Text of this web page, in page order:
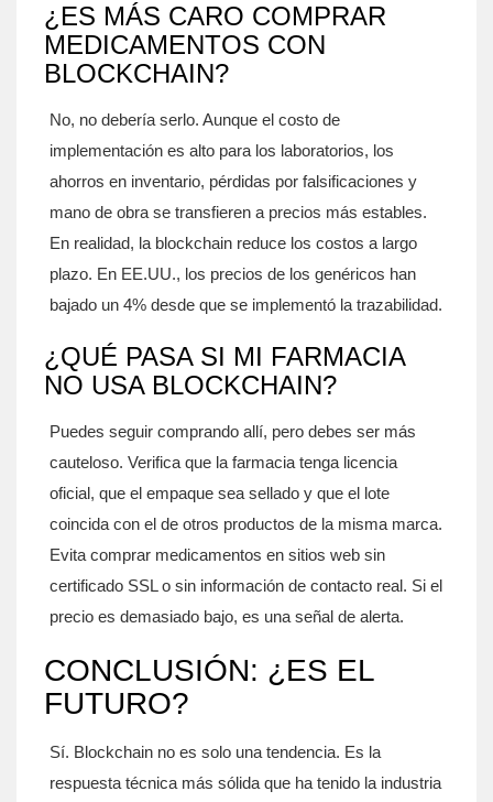
¿ES MÁS CARO COMPRAR
MEDICAMENTOS CON
BLOCKCHAIN?
No, no debería serlo. Aunque el costo de
implementación es alto para los laboratorios, los
ahorros en inventario, pérdidas por falsificaciones y
mano de obra se transfieren a precios más estables.
En realidad, la blockchain reduce los costos a largo
plazo. En EE.UU., los precios de los genéricos han
bajado un 4% desde que se implementó la trazabilidad.
¿QUÉ PASA SI MI FARMACIA
NO USA BLOCKCHAIN?
Puedes seguir comprando allí, pero debes ser más
cauteloso. Verifica que la farmacia tenga licencia
oficial, que el empaque sea sellado y que el lote
coincida con el de otros productos de la misma marca.
Evita comprar medicamentos en sitios web sin
certificado SSL o sin información de contacto real. Si el
precio es demasiado bajo, es una señal de alerta.
CONCLUSIÓN: ¿ES EL
FUTURO?
Sí. Blockchain no es solo una tendencia. Es la
respuesta técnica más sólida que ha tenido la industria